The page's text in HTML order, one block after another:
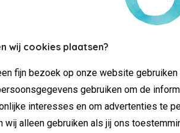
wij cookies plaatsen?
fijn bezoek op onze website
gebruiken om de
interesses en om advertenties te
wij alleen gebruiken als jij ons